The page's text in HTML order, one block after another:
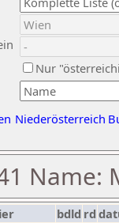
Nur
Niederösterreich
Name:
bdld rd